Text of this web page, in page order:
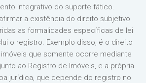
integrativo do suporte fático.
a existência do direito subjetivo
as formalidades específicas de lei
o registro. Exemplo disso, é o direito
que somente ocorre mediante
ao Registro de Imóveis, e a própria
jurídica, que depende do registro no